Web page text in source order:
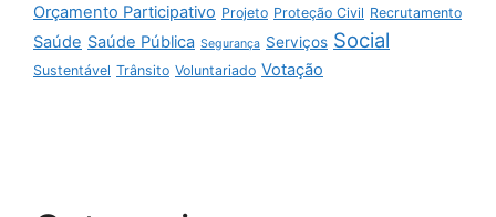
Orçamento Participativo Projeto Proteção Civil Recrutamento
Saúde Saúde Pública Segurança Serviços Social
Sustentável Trânsito Voluntariado Votação